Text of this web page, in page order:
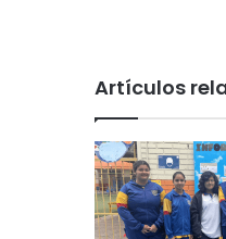
Artículos